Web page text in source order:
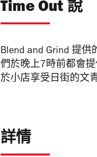
Time Out 說
Blend and Grind 提
們於晚上7時前都會
於小店享受日街的文
詳情